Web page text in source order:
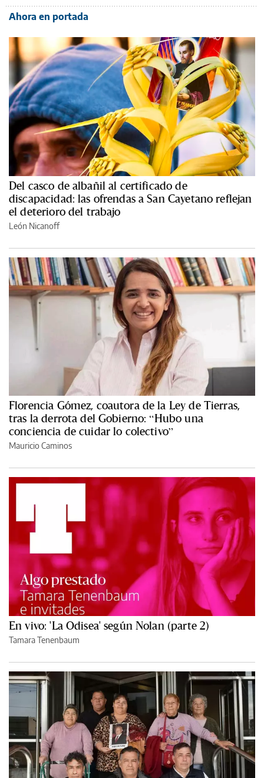
Ahora en portada
Del casco de albañil al certificado de
discapacidad: las ofrendas a San Cayetano reflejan
el deterioro del trabajo
León Nicanoff
Florencia Gómez, coautora de la Ley de Tierras,
tras la derrota del Gobierno: “Hubo una
conciencia de cuidar lo colectivo”
Mauricio Caminos
En vivo: 'La Odisea' según Nolan (parte 2)
Tamara Tenenbaum